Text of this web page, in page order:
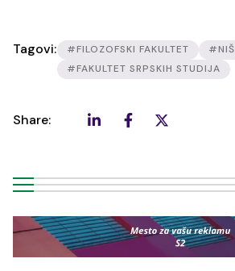
Tagovi: #FILOZOFSKI FAKULTET #NIŠ
#FAKULTET SRPSKIH STUDIJA
Share: